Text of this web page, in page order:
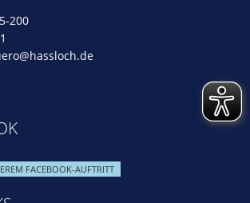
200
FACEBOOK-AUFTRITT